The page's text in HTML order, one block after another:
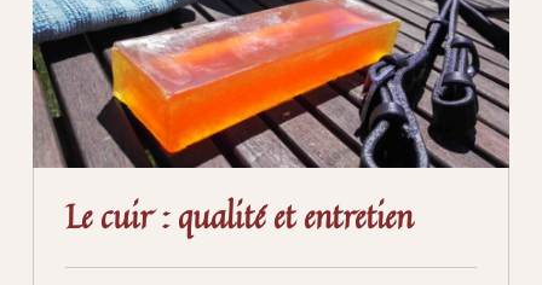
Le cuir : qualité et entretien